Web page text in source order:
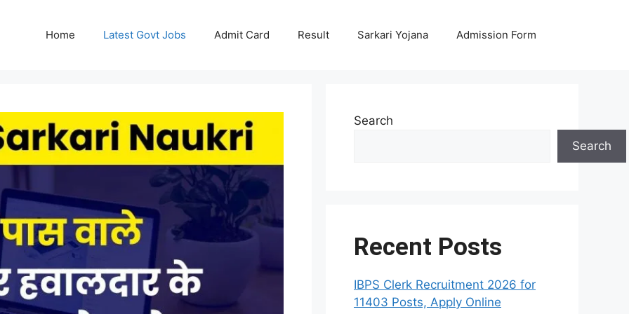
Home Latest Govt Jobs Admit Card Result Sarkari Yojana Admission Form
Search
Search
Recent Posts
IBPS Clerk Recruitment 2026 for
11403 Posts, Apply Online